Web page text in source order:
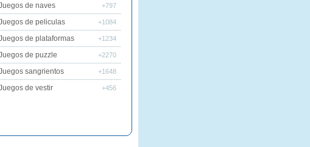
de naves +797
de peliculas +1084
de plataformas +1234
de puzzle +2270
sangrientos +1648
de vestir +456